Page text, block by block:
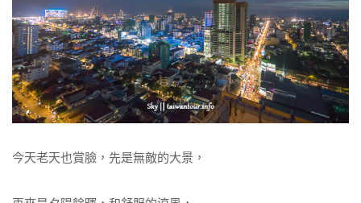
今天老天也賞臉，先是無敵的大景，